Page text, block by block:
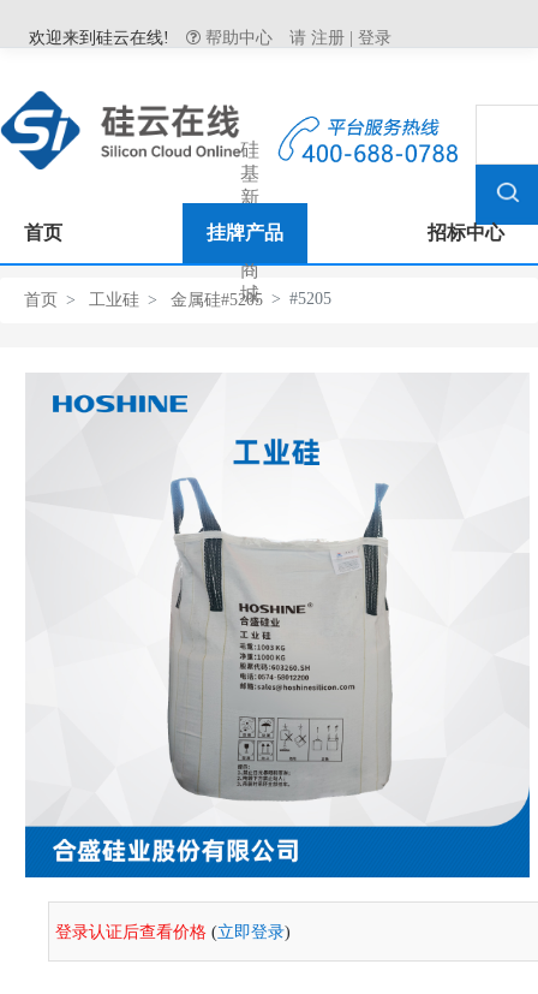
欢迎来到硅云在线! 帮助中心 请 注册 登录
硅
基
新
材
料
商
城
首页 挂牌产品 招标中心
首页 工业硅 金属硅#5205 #5205
登录认证后查看价格 (立即登录)